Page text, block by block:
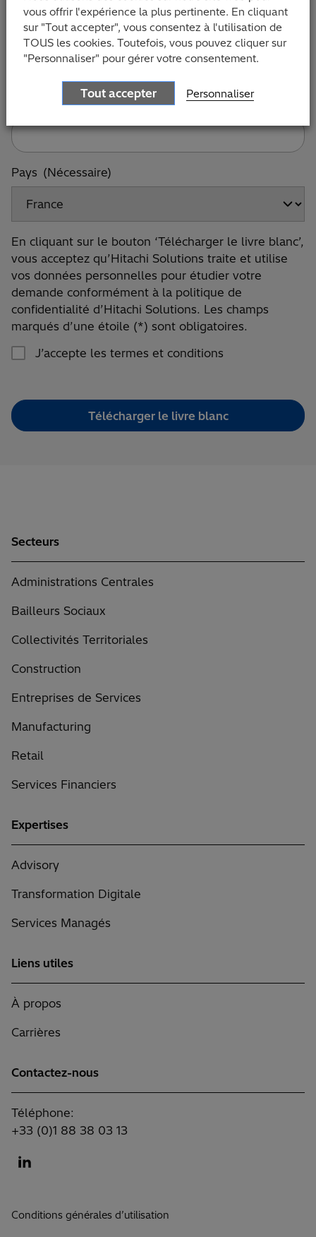
Email (Nécessaire)
Téléphone (Nécessaire)
Pays (Nécessaire)
En
cliquant
sur
le
bouton
'Télécharger
le
livre
acceptez
qu’Hitachi
personnelles
pour
étudier
demande
à
la
de
d’Hitachi
Solutions.
champs
d’une
étoile
sont
(Nécessaire)
En cliquant sur le bouton ‘Télécharger le livre blanc’,
vous acceptez qu’Hitachi Solutions traite et utilise
vos données personnelles pour étudier votre
demande conformément à la politique de
confidentialité d’Hitachi Solutions. Les champs
marqués d’une étoile (*) sont obligatoires.
J’accepte les termes et conditions
Télécharger le livre blanc
Secteurs
Administrations Centrales
Bailleurs Sociaux
Collectivités Territoriales
Construction
Entreprises de Services
Manufacturing
Retail
Services Financiers
Expertises
Advisory
Transformation Digitale
Services Managés
Liens utiles
À propos
Carrières
Contactez-nous
Téléphone:
+33 (0)1 88 38 03 13
Conditions générales d’utilisation
vous offrir l'expérience la plus pertinente. En cliquant
sur "Tout accepter", vous consentez à l'utilisation de
TOUS les cookies. Toutefois, vous pouvez cliquer sur
"Personnaliser" pour gérer votre consentement.
Tout accepter Personnaliser